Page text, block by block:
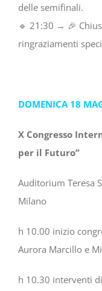
delle semifinali.
🔹 21:30 → 🎉
ringraziamenti
DOMENICA 18
X Congresso
per il Futuro”
Auditorium Teresa
Milano
h 10.00 inizio
Aurora Marcillo e
h 10.30 interventi